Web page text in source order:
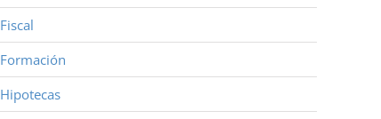
Fiscal
Formación
Hipotecas